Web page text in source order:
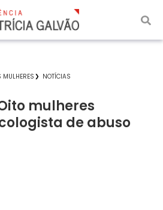
NOTÍCIAS
mulheres
de abuso